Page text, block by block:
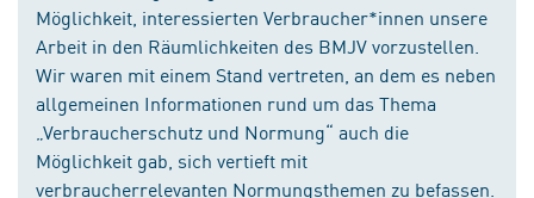
Möglichkeit, interessierten Verbraucher*innen unsere
Arbeit in den Räumlichkeiten des BMJV vorzustellen.
Wir waren mit einem Stand vertreten, an dem es neben
allgemeinen Informationen rund um das Thema
„Verbraucherschutz und Normung“ auch die
Möglichkeit gab, sich vertieft mit
verbraucherrelevanten Normungsthemen zu befassen.